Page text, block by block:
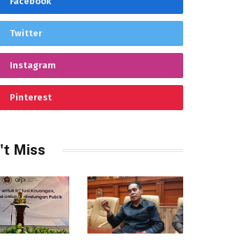
Twitter
Instagram
Pinterest
Miss